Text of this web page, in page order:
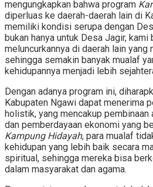
mengungkapkan bahwa program
diperluas ke daerah-daerah lain di
memiliki kondisi serupa dengan
bukan hanya untuk Desa Jagir, kami
meluncurkannya di daerah lain
sehingga semakin banyak mualaf
kehidupannya menjadi lebih
Dengan adanya program ini,
Kabupaten Ngawi dapat menerima
holistik, yang mencakup pembinaan
dan pemberdayaan ekonomi yang
Kampung Hidayah, para mualaf
kehidupan yang lebih baik secara
spiritual, sehingga mereka bisa
dalam masyarakat dan agama.